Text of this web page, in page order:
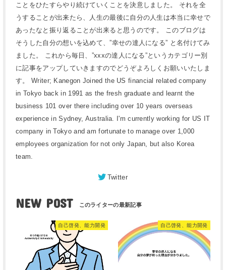
ことをひたすらやり続けていくことを決意しました。 それを全
うすることが出来たら、人生の最後に自分の人生は本当に幸せで
あったなと振り返ることが出来ると思うのです。 このブログは
そうした自分の想いを込めて、”幸せの達人になる” と名付けてみ
ました。 これから毎日、”xxxの達人になる”というカテゴリー別
に記事をアップしていきますのでどうぞよろしくお願いいたしま
す。 Writer; Kanegon Joined the US financial related company
in Tokyo back in 1991 as the fresh graduate and learnt the
business 101 over there including over 10 years overseas
experience in Sydney, Australia. I'm currently working for US IT
company in Tokyo and am fortunate to manage over 1,000
employees organization for not only Japan, but also Korea
team.
Twitter
NEW POST
自己啓発、能力開発 自己啓発、能力開発